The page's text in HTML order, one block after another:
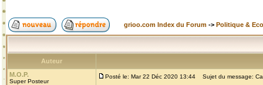
grioo.com Index du Forum -> Politique &
Auteur
M.O.P.
Super Posteur
Posté le: Mar 22 Déc 2020 13:44 Sujet du message: